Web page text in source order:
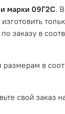
марки 09Г2С.
заказу в
в
свой заказ